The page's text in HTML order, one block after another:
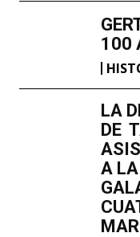
100
LA
DE
A LA